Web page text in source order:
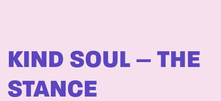
KIND SOUL – THE
STANCE